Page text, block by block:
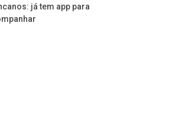
já tem app para